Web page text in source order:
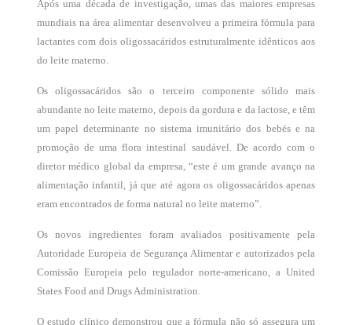
Após uma década de investigação, umas das maiores empresas
mundiais na área alimentar desenvolveu a primeira fórmula para
lactantes com dois oligossacáridos estruturalmente idênticos aos
do leite materno.
Os oligossacáridos são o terceiro componente sólido mais
abundante no leite materno, depois da gordura e da lactose, e têm
um papel determinante no sistema imunitário dos bebés e na
promoção de uma flora intestinal saudável. De acordo com o
diretor médico global da empresa, “este é um grande avanço na
alimentação infantil, já que até agora os oligossacáridos apenas
eram encontrados de forma natural no leite materno”.
Os novos ingredientes foram avaliados positivamente pela
Autoridade Europeia de Segurança Alimentar e autorizados pela
Comissão Europeia pelo regulador norte-americano, a United
States Food and Drugs Administration.
O estudo clínico demonstrou que a fórmula não só assegura um